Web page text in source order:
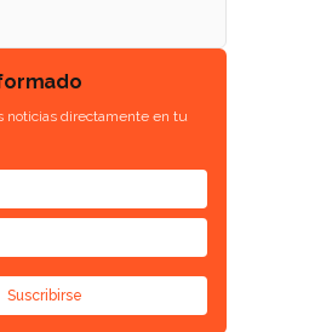
noticias directamente en tu
Suscribirse